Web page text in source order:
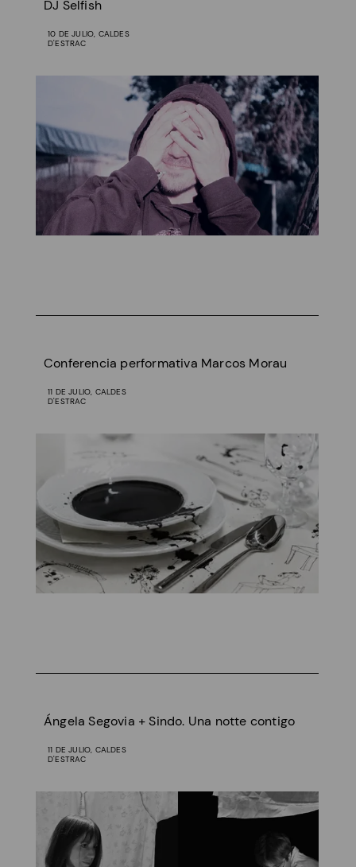
DJ Selfish
10 DE JULIO, CALDES
D'ESTRAC
Conferencia performativa Marcos Morau
11 DE JULIO, CALDES
D'ESTRAC
Ángela Segovia + Sindo. Una notte contigo
11 DE JULIO, CALDES
D'ESTRAC